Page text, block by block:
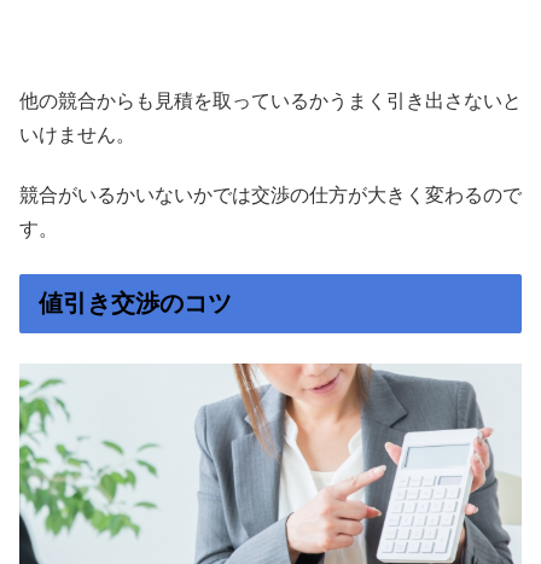
他の競合からも見積を取っているかうまく引き出さないと
いけません。
競合がいるかいないかでは交渉の仕方が大きく変わるので
す。
値引き交渉のコツ